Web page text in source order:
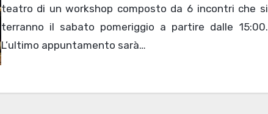
teatro di un workshop composto da 6 incontri che si
terranno il sabato pomeriggio a partire dalle 15:00.
L’ultimo appuntamento sarà…